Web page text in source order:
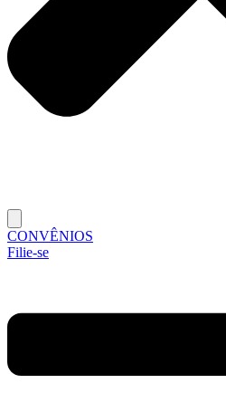
CONVÊNIOS
Filie-se